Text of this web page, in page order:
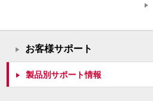
お客様サポート
製品別サポート情報